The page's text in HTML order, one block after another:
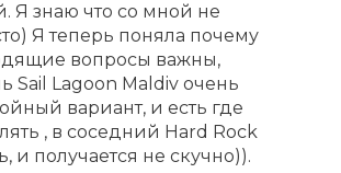
Я знаю что со мной не
Я теперь поняла почему
вопросы важны,
Sail Lagoon Maldiv очень
вариант, и есть где
, в соседний Hard Rock
и получается не скучно)).